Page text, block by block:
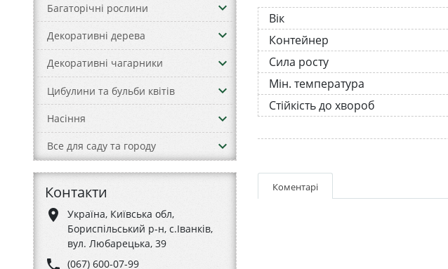
Багаторічні рослини keyboard_arrow_down
Декоративні дерева keyboard_arrow_down
Декоративні чагарники keyboard_arrow_down
Цибулини та бульби квітів keyboard_arrow_down
Насіння keyboard_arrow_down
Все для саду та городу keyboard_arrow_down
Контакти
place
Україна, Київська обл,
Бориспільський р-н, с.Іванків,
вул. Любарецька, 39
phone (067) 600-07-99
Вік
Контейнер
Сила росту
Мін. температура
Стійкість до хвороб
Коментарі